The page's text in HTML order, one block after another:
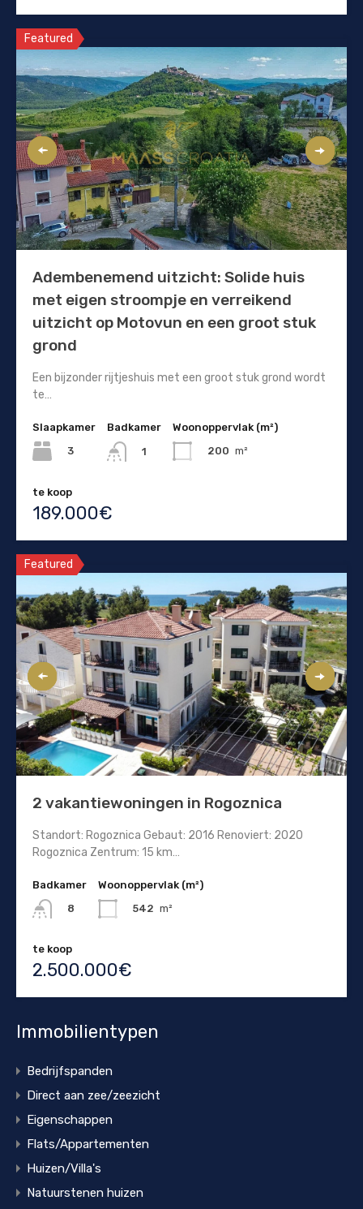
Featured
Adembenemend uitzicht: Solide huis
met eigen stroompje en verreikend
uitzicht op Motovun en een groot stuk
grond
Een bijzonder rijtjeshuis met een groot stuk grond wordt
te…
Slaapkamer
3
Badkamer
1
Woonoppervlak (m²)
200 m²
te koop
189.000€
Featured
2 vakantiewoningen in Rogoznica
Standort: Rogoznica Gebaut: 2016 Renoviert: 2020
Rogoznica Zentrum: 15 km…
Badkamer
8
Woonoppervlak (m²)
542 m²
te koop
2.500.000€
Immobilientypen
Bedrijfspanden
Direct aan zee/zeezicht
Eigenschappen
Flats/Appartementen
Huizen/Villa's
Natuurstenen huizen